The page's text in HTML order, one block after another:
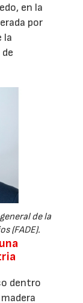
en la
por
la
de la
(FADE).
dentro